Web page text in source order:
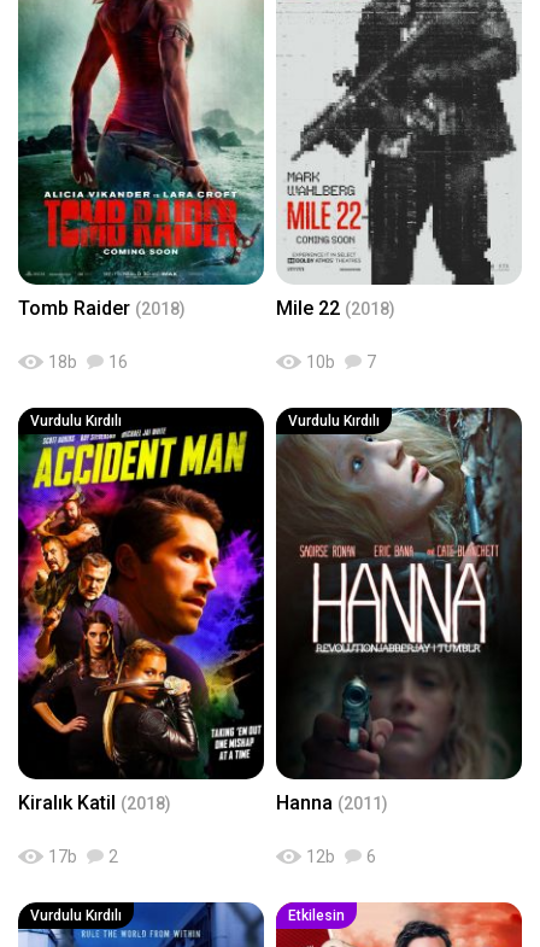
Tomb Raider (2018)
18b 16
Mile 22 (2018)
10b 7
Vurdulu Kırdılı
Kiralık Katil (2018)
17b 2
Vurdulu Kırdılı
Hanna (2011)
12b 6
Vurdulu Kırdılı Etkilesin